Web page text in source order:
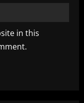
in this